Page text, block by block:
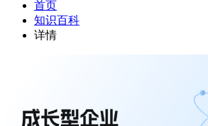
首页
知识百科
详情